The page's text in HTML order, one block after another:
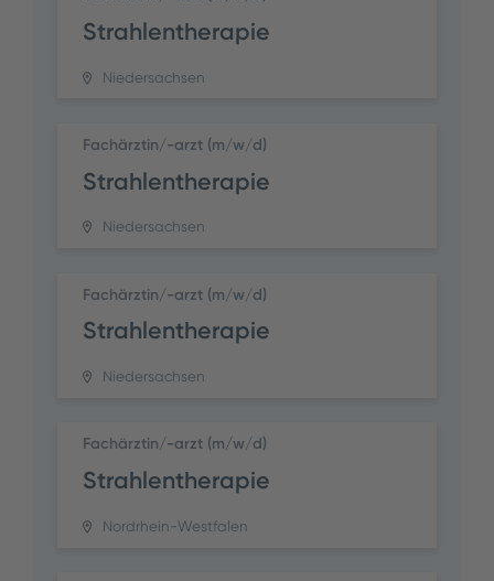
Strahlentherapie
Niedersachsen
Fachärztin/-arzt (m/w/d)
Strahlentherapie
Niedersachsen
Fachärztin/-arzt (m/w/d)
Strahlentherapie
Niedersachsen
Fachärztin/-arzt (m/w/d)
Strahlentherapie
Nordrhein-Westfalen